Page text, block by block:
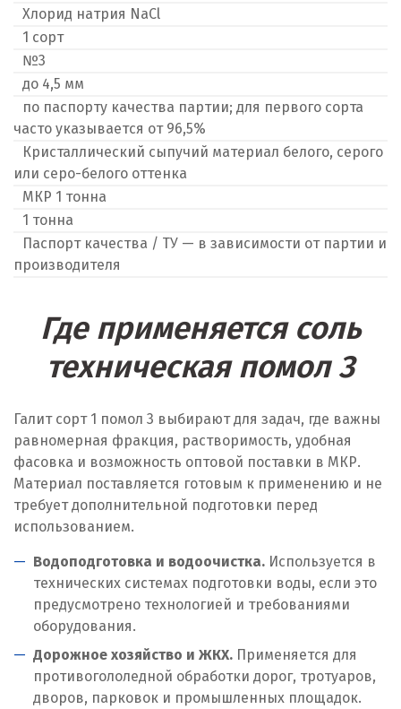
Хлорид натрия NaCl
1 сорт
№3
до 4,5 мм
по паспорту качества партии; для первого сорта
часто указывается от 96,5%
Кристаллический сыпучий материал белого, серого
или серо-белого оттенка
МКР 1 тонна
1 тонна
Паспорт качества / ТУ — в зависимости от партии и
производителя
Где применяется соль
техническая помол 3
Галит сорт 1 помол 3 выбирают для задач, где важны
равномерная фракция, растворимость, удобная
фасовка и возможность оптовой поставки в МКР.
Материал поставляется готовым к применению и не
требует дополнительной подготовки перед
использованием.
Водоподготовка и водоочистка. Используется в
технических системах подготовки воды, если это
предусмотрено технологией и требованиями
оборудования.
Дорожное хозяйство и ЖКХ. Применяется для
противогололедной обработки дорог, тротуаров,
дворов, парковок и промышленных площадок.